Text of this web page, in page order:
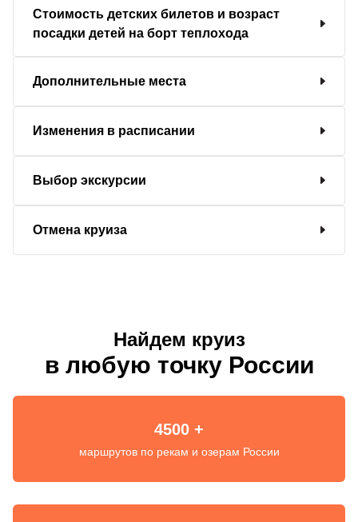
Стоимость детских билетов и возраст
посадки детей на борт теплохода
Дополнительные места
Изменения в расписании
Выбор экскурсии
Отмена круиза
Найдем круиз
в любую точку России
4500 +
маршрутов по рекам и озерам России